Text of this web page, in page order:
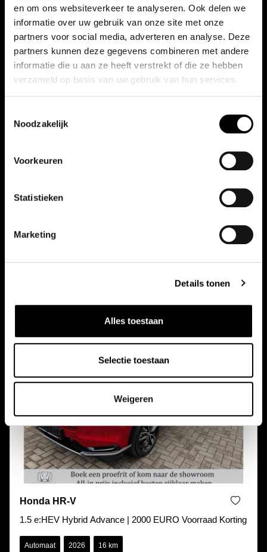
en om ons websiteverkeer te analyseren. Ook delen we
informatie over uw gebruik van onze site met onze
partners voor social media, adverteren en analyse. Deze
partners kunnen deze gegevens combineren met andere
informatie die u aan ze heeft verstrekt of die ze hebben
verzameld op basis van uw gebruik van hun services.
Noodzakelijk
Voorkeuren
Statistieken
Marketing
Details tonen
Alles toestaan
Selectie toestaan
Weigeren
1.5 e:HEV Hybrid Advance | 2000 EURO Voorraad Korting
Automaat
Kenteken: n.t.b.
Prijs: € 39.860,00
Honda HR-V
1.5 e:HEV Hybrid Advance | 2000 EURO Voorraad Korting
Automaat 2026 16 km